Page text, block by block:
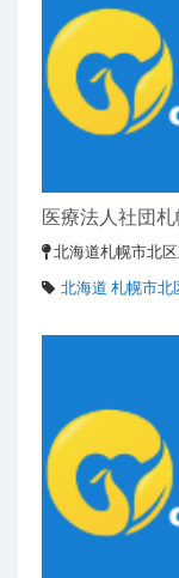
医療法人社団
北海道札幌市北
北海道 札幌市北